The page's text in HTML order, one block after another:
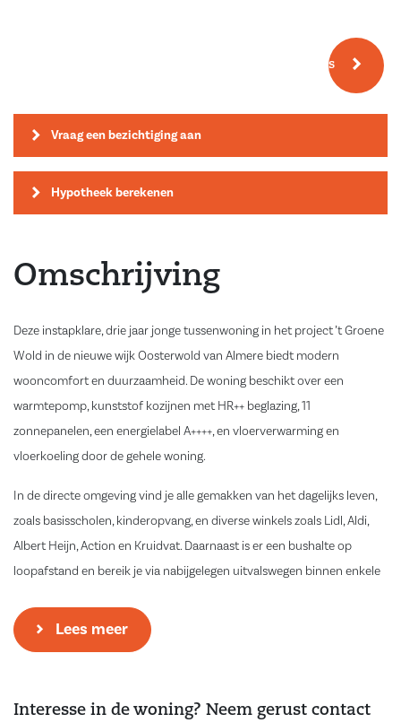
Meer fotos
Vraag een bezichtiging aan
Hypotheek berekenen
Omschrijving
Deze instapklare, drie jaar jonge tussenwoning in het project ’t Groene
Wold in de nieuwe wijk Oosterwold van Almere biedt modern
wooncomfort en duurzaamheid. De woning beschikt over een
warmtepomp, kunststof kozijnen met HR++ beglazing, 11
zonnepanelen, een energielabel A++++, en vloerverwarming en
vloerkoeling door de gehele woning.
In de directe omgeving vind je alle gemakken van het dagelijks leven,
zoals basisscholen, kinderopvang, en diverse winkels zoals Lidl, Aldi,
Albert Heijn, Action en Kruidvat. Daarnaast is er een bushalte op
loopafstand en bereik je via nabijgelegen uitvalswegen binnen enkele
Amsterdam en Utrecht!
Entree, hal met toilet, meterkast, trapopgang en deur naar de
Lees meer
Interesse in de woning? Neem gerust contact